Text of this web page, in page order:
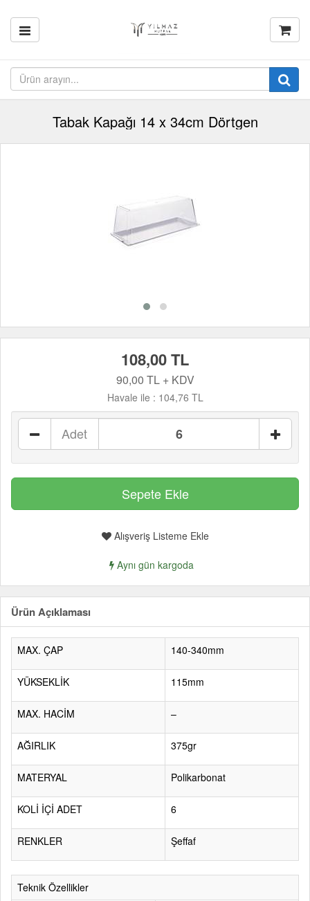
Tabak Kapağı 14 x 34cm Dörtgen
108,00 TL
90,00 TL + KDV
Havale ile : 104,76 TL
Adet
Alışveriş Listeme Ekle
Aynı gün kargoda
Ürün Açıklaması
MAX. ÇAP 140-340mm
YÜKSEKLİK 115mm
MAX. HACİM –
AĞIRLIK 375gr
MATERYAL Polikarbonat
KOLİ İÇİ ADET 6
RENKLER Şeffaf
Teknik Özellikler